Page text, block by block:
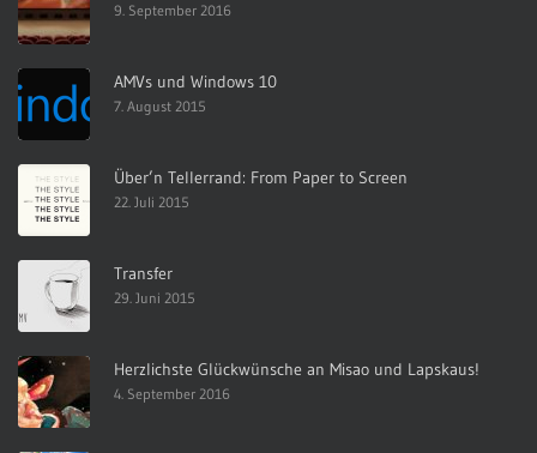
9. September 2016
AMVs und Windows 10
7. August 2015
Über’n Tellerrand: From Paper to Screen
22. Juli 2015
Transfer
29. Juni 2015
Herzlichste Glückwünsche an Misao und Lapskaus!
4. September 2016